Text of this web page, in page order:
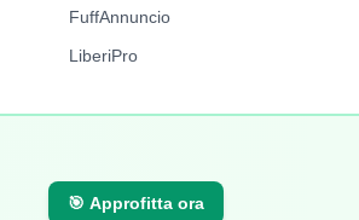
🎯 Approfitta ora
FuffAnnuncio
LiberiPro